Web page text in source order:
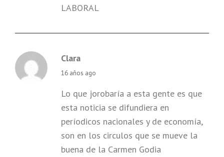
LABORAL
Clara
says:
16 años ago
Lo que jorobaría a esta gente es que
esta noticia se difundiera en
períodicos nacionales y de economía,
son en los circulos que se mueve la
buena de la Carmen Godia